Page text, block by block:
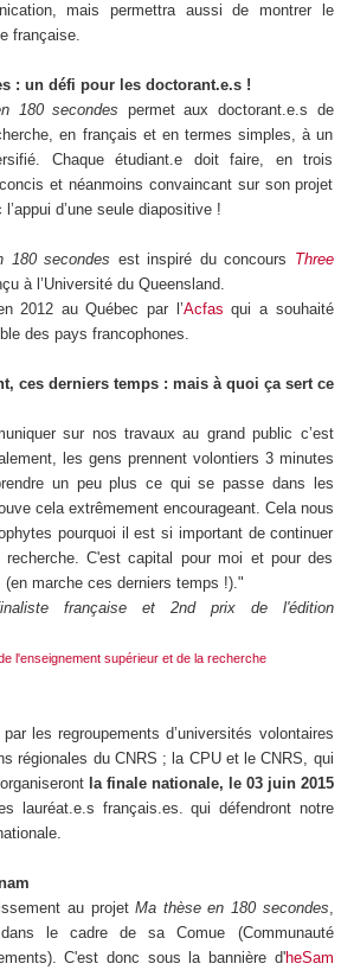
mais permettra aussi de montrer le
française.
: un défi pour les doctorant.e.s !
180 secondes permet aux doctorant.e.s de
en français et en termes simples, à un
Chaque étudiant.e doit faire, en trois
et néanmoins convaincant sur son projet
d’une seule diapositive !
180 secondes est inspiré du concours Three
à l’Université du Queensland.
2012 au Québec par l’Acfas qui a souhaité
des pays francophones.
ces derniers temps : mais à quoi ça sert ce
sur nos travaux au grand public c’est
les gens prennent volontiers 3 minutes
un peu plus ce qui se passe dans les
cela extrêmement encourageant. Cela nous
pourquoi il est si important de continuer
C'est capital pour moi et pour des
marche ces derniers temps !)."
finaliste française et 2nd prix de l'édition
l'enseignement supérieur et de la recherche
les regroupements d’universités volontaires
régionales du CNRS ; la CPU et le CNRS, qui
la finale nationale, le 03 juin 2015
lauréat.e.s français.es. qui défendront notre
au projetMa thèse en 180 secondes,
le cadre de sa Comue (Communauté
C'est donc sous la bannière d'heSam